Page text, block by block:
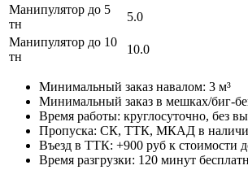
Манипулятор до 5
тн
5.0
Манипулятор до 10
тн
10.0
Минимальный заказ навалом: 3 м³
Минимальный заказ в мешках/биг-
Время работы: круглосуточно, без
Пропуска: СК, ТТК, МКАД в
Въезд в ТТК: +900 руб к стоимости
Время разгрузки: 120 минут